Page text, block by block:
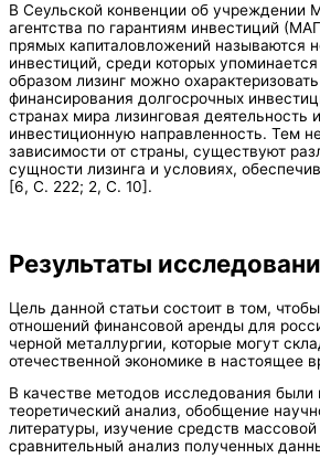
В Сеульской конвенции об учреждении
агентства по гарантиям инвестиций
прямых капиталовложений называются
инвестиций, среди которых
образом лизинг можно
финансирования долгосрочных
странах мира лизинговая деятельность
инвестиционную направленность. Тем
зависимости от страны, существуют
сущности лизинга и условиях,
[6, С. 222; 2, С. 10].
Результаты
Цель данной статьи состоит в том,
отношений финансовой аренды для
черной металлургии, которые могут
отечественной экономике в настоящее
В качестве методов исследования были
теоретический анализ, обобщение
литературы, изучение средств
сравнительный анализ полученных